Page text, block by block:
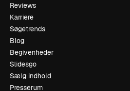
Reviews
Karriere
Søgetrends
Blog
Begivenheder
Slidesgo
Sælg indhold
Presserum